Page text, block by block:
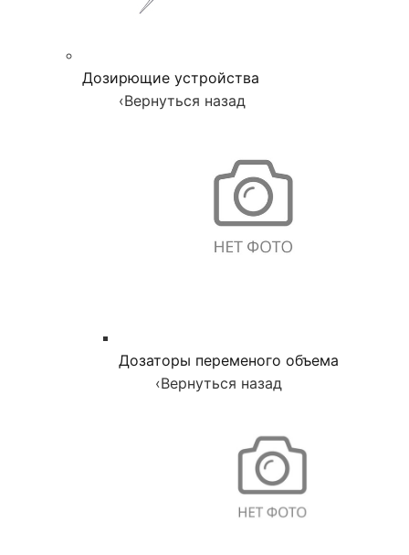
Дозирющие устройства
‹Вернуться назад
Дозаторы переменого объема
‹Вернуться назад